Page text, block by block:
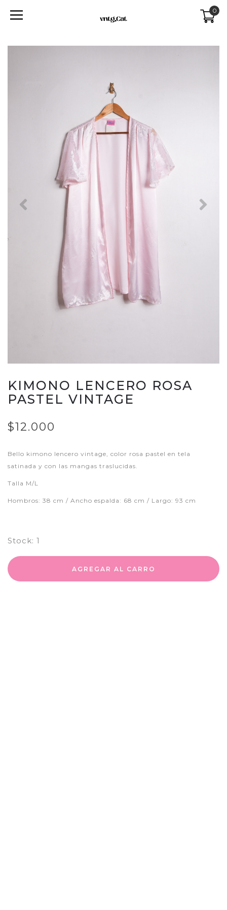
0
Previous Next
KIMONO LENCERO ROSA
PASTEL VINTAGE
$12.000
Bello kimono lencero vintage, color rosa pastel en tela
satinada y con las mangas traslucidas.
Talla M/L
Hombros: 38 cm / Ancho espalda: 68 cm / Largo: 93 cm
Stock: 1
AGREGAR AL CARRO